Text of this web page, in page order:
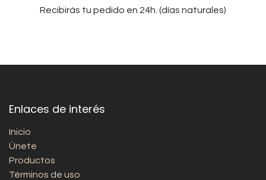
Recibirás tu pedido en 24h. (días naturales)
Enlaces de interés
Inicio
Únete
Productos
Términos de uso